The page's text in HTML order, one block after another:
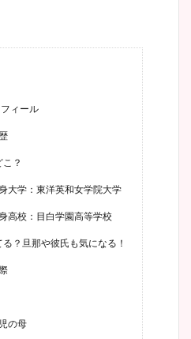
ィール
？
大学：東洋英和女学院大学
高校：目白学園高等学校
？旦那や彼氏も気になる！
の母